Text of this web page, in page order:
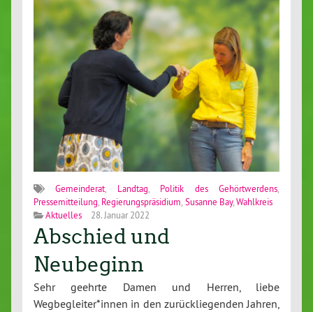
Gemeinderat, Landtag, Politik des Gehörtwerdens,
Pressemitteilung, Regierungspräsidium, Susanne Bay,Wahlkreis
Aktuelles
28. Januar 2022
Abschied und
Neubeginn
Sehr geehrte Damen und Herren, liebe
Wegbegleiter*innen in den zurückliegenden Jahren,